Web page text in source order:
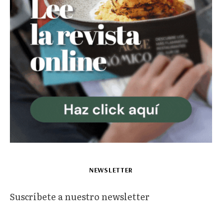
NEWSLETTER
Suscríbete a nuestro newsletter